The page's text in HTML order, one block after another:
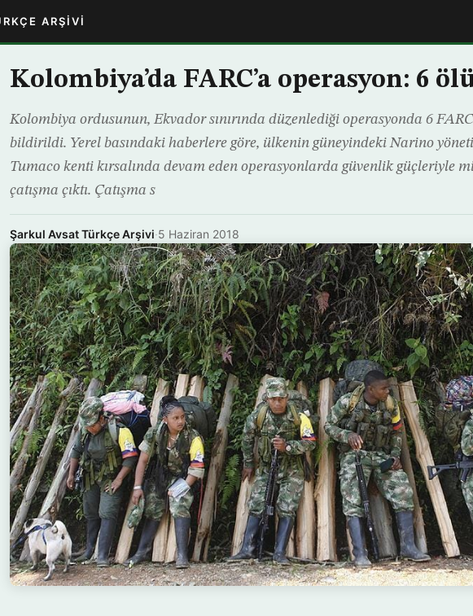
ARŞIVI
Kolombiya’da FARC’a operasyon: 6
Kolombiya ordusunun, Ekvador sınırında düzenlediği operasyonda 6
bildirildi. Yerel basındaki haberlere göre, ülkenin güneyindeki Narino
Tumaco kenti kırsalında devam eden operasyonlarda güvenlik güçleriyle
çatışma çıktı. Çatışma s
Şarkul Avsat Türkçe Arşivi·5 Haziran 2018